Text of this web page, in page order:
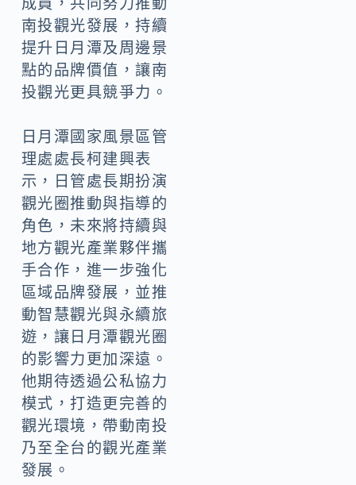
南投觀光發展，持續
提升日月潭及周邊景
點的品牌價值，讓南
投觀光更具競爭力。
日月潭國家風景區管
理處處長柯建興表
示，日管處長期扮演
觀光圈推動與指導的
角色，未來將持續與
地方觀光產業夥伴攜
手合作，進一步強化
區域品牌發展，並推
動智慧觀光與永續旅
遊，讓日月潭觀光圈
的影響力更加深遠。
他期待透過公私協力
模式，打造更完善的
觀光環境，帶動南投
乃至全台的觀光產業
發展。